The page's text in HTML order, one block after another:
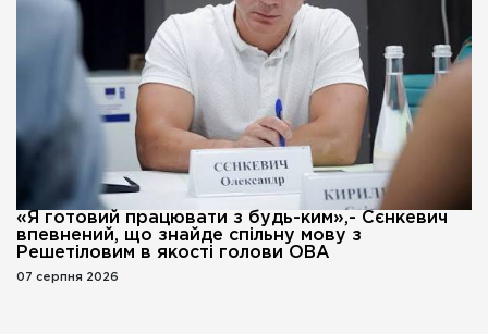
«Я готовий працювати з будь-ким»,- Сєнкевич
впевнений, що знайде спільну мову з
Решетіловим в якості голови ОВА
07 серпня 2026